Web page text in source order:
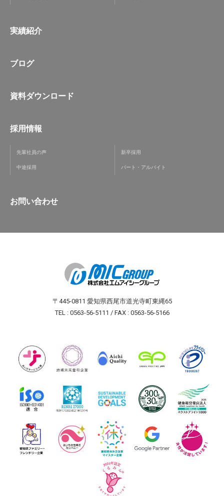
実績紹介
ブログ
資料ダウンロード
採用情報
先輩社員の声 新卒採用
中途採用 パート・アルバイト
お問い合わせ
〒445-0811 愛知県西尾市道光寺町東縄65
TEL : 0563-56-5111 / FAX : 0563-56-5166